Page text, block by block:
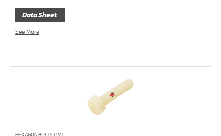
หน้าแปลนเหล็กคอสูง JEF WNRF PN40
หน้าแปลนเหล็กคอสูง JEF WNRF PN16
หน้าแปลนเหล็กคอสูง JEF WNRF 150P
หน้าแปลนเหล็กบอด JEF 150P RF ชุบกัลวาไนซ์
หน้าแปลนเชื่อมเหล็กบอด JEF 150P RF
หน้าแปลนเชื่อมเหล็ก JEF 150P RF ชุบกัลวาไนซ์
หน้าแปลนเชื่อมเหล็ก JEF PN16 RF
หน้าแปลนเชื่อมเหล็ก JEF 300P RF
Data Sheet
See More
HEXAGON BOLTS P.V.C